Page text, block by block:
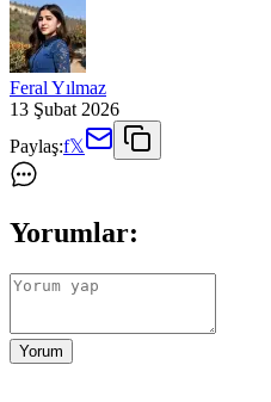
Feral Yılmaz
13 Şubat 2026
Paylaş:f𝕏
Yorumlar:
Yorum